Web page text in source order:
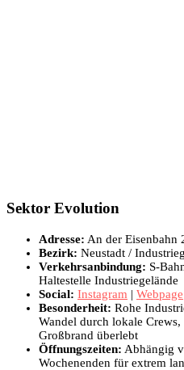
Sektor Evolution
Adresse: An der Eisenbahn
Bezirk: Neustadt /
Verkehrsanbindung: S-
Haltestelle Industriegelände
Social: Instagram | Webpage
Besonderheit: Rohe
Wandel durch lokale
Großbrand überlebt
Öffnungszeiten: Abhängig
Wochenenden für extrem